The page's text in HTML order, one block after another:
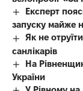
Експерт
запуску майже
Як не
санлікарів
На
України